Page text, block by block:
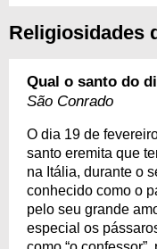
Religiosidades
Qual o santo do
São Conrado
O dia 19 de
santo eremita que
na Itália, durante o
conhecido como o
pelo seu grande
especial os